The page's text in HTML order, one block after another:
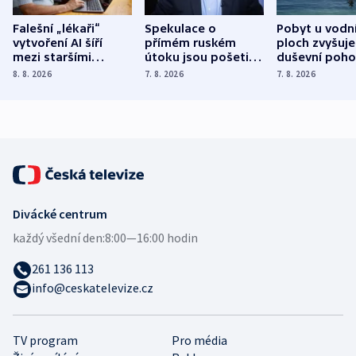
Falešní „lékaři“
vytvoření AI šíří
mezi staršími
Poláky nebezpečné
8. 8. 2026
Spekulace o
přímém ruském
útoku jsou pošetilé,
míní estonský
7. 8. 2026
Pobyt u
ploch zvyšuje
duševní
ukázala
7. 8. 2026
TV program
Pro média
Divácké centrum
každý všední den:8:00—16:00 hodin
261 136 113
info@ceskatelevize.cz